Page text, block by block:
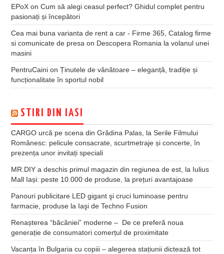
EPoX onCum să alegi ceasul perfect? Ghidul complet pentru
pasionați și începători
Cea mai buna varianta de rent a car - Firme 365, Catalog firme
si comunicate de presa on Descopera Romania la volanul unei
masini
PentruCaini onȚinutele de vânătoare – eleganță, tradiție și
funcționalitate în sportul nobil
STIRI DIN IASI
CARGO urcă pe scena din Grădina Palas, la Serile Filmului
Românesc: pelicule consacrate, scurtmetraje și concerte, în
prezența unor invitați speciali
MR.DIY a deschis primul magazin din regiunea de est, la Iulius
Mall Iași: peste 10.000 de produse, la prețuri avantajoase
Panouri publicitare LED gigant şi cruci luminoase pentru
farmacie, produse la Iaşi de Techno Fusion
Renașterea “băcăniei” moderne – De ce preferă noua
generație de consumatori comerțul de proximitate
Vacanța în Bulgaria cu copiii – alegerea stațiunii dictează tot